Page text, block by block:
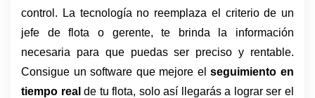
control. La tecnología no reemplaza el criterio de un
jefe de flota o gerente, te brinda la información
necesaria para que puedas ser preciso y rentable.
Consigue un software que mejore el seguimiento en
tiempo real de tu flota, solo así llegarás a lograr ser el